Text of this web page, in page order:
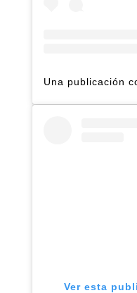
Ver esta